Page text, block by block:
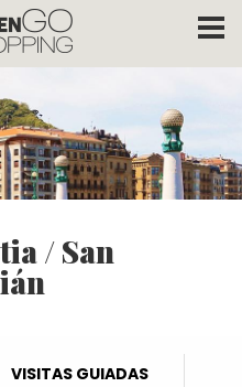
/ San
VISITAS GUIADAS